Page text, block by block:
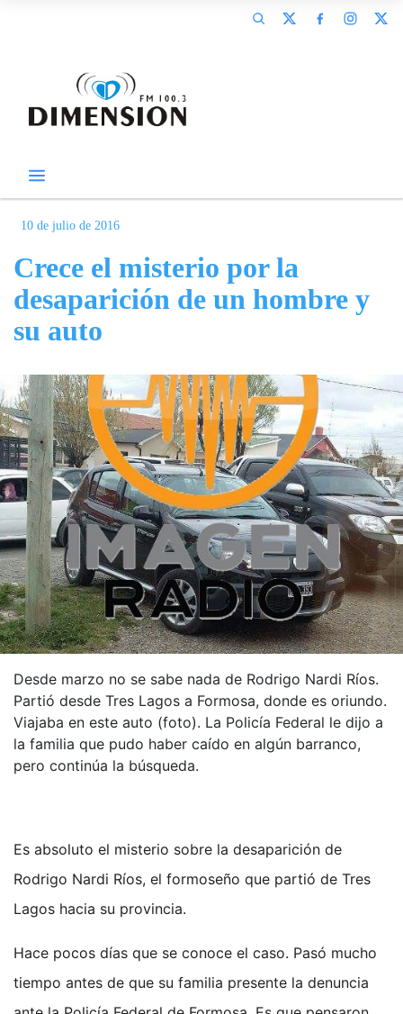
10 de julio de 2016
Crece el misterio por la
desaparición de un hombre y
su auto
Desde marzo no se sabe nada de Rodrigo Nardi Ríos.
Partió desde Tres Lagos a Formosa, donde es oriundo.
Viajaba en este auto (foto). La Policía Federal le dijo a
la familia que pudo haber caído en algún barranco,
pero continúa la búsqueda.
Es absoluto el misterio sobre la desaparición de
Rodrigo Nardi Ríos, el formoseño que partió de Tres
Lagos hacia su provincia.
Hace pocos días que se conoce el caso. Pasó mucho
tiempo antes de que su familia presente la denuncia